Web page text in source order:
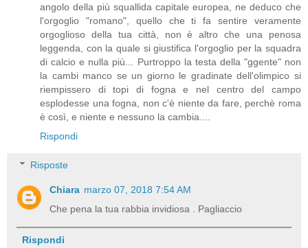
angolo della più squallida capitale europea, ne deduco che
l'orgoglio "romano", quello che ti fa sentire veramente
orgoglioso della tua città, non è altro che una penosa
leggenda, con la quale si giustifica l'orgoglio per la squadra
di calcio e nulla più... Purtroppo la testa della "ggente" non
la cambi manco se un giorno le gradinate dell'olimpico si
riempissero di topi di fogna e nel centro del campo
esplodesse una fogna, non c'è niente da fare, perchè roma
è così, e niente e nessuno la cambia....
Rispondi
Risposte
Chiara marzo 07, 2018 7:54 AM
Che pena la tua rabbia invidiosa . Pagliaccio
Rispondi